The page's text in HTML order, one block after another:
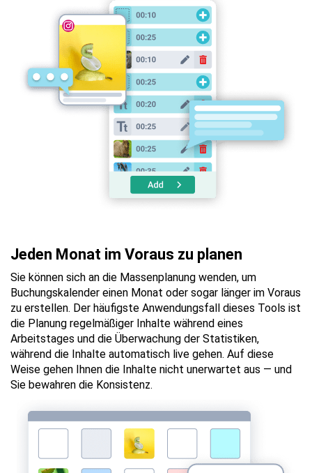
Jeden Monat im Voraus zu planen
Sie können sich an die Massenplanung wenden, um
Buchungskalender einen Monat oder sogar länger im Voraus
zu erstellen. Der häufigste Anwendungsfall dieses Tools ist
die Planung regelmäßiger Inhalte während eines
Arbeitstages und die Überwachung der Statistiken,
während die Inhalte automatisch live gehen. Auf diese
Weise gehen Ihnen die Inhalte nicht unerwartet aus — und
Sie bewahren die Konsistenz.